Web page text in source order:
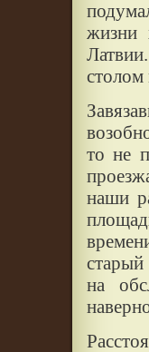
жизни
столом
то не
наши
старый
на